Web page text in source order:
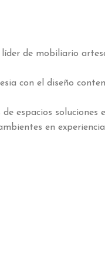
de mobiliario
con el diseño
espacios soluciones
en